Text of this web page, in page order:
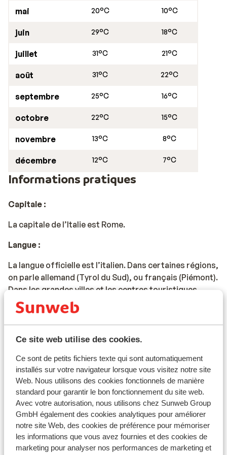
Ce site web utilise des cookies.
Ce sont de petits fichiers texte qui sont automatiquement
installés sur votre navigateur lorsque vous visitez notre site
Web. Nous utilisons des cookies fonctionnels de manière
standard pour garantir le bon fonctionnement du site web.
Avec votre autorisation, nous utilisons chez Sunweb Group
GmbH également des cookies analytiques pour améliorer
notre site Web, des cookies de préférence pour mémoriser
les informations que vous avez fournies et des cookies de
marketing pour analyser nos performances de marketing et
profiter d’un après-midi shopping dans les rues de la
3ème plus grande église du monde !
mai 20°C 10°C
juin 29°C 18°C
juillet 31°C 21°C
août 31°C 22°C
septembre 25°C 16°C
octobre 22°C 15°C
novembre 13°C 8°C
décembre 12°C 7°C
Informations pratiques
Capitale :
La capitale de l’Italie est Rome.
Langue :
La langue officielle est l’italien. Dans certaines régions,
on parle allemand (Tyrol du Sud), ou français (Piémont).
Dans les grandes villes et les centres touristiques,
vous pouvez parler anglais et allemand.
La monnaie officielle est l’euro. En Italie, vous
trouverez de nombreux distributeurs de billets. Dans
les restaurants ou les magasins, vous devrez plutôt
payer en liquide.
Voltage et fréquence :
Le voltage et la fréquence en Italie sont les mêmes
qu’en France (230V, 50 Hz).
Documents de voyage :